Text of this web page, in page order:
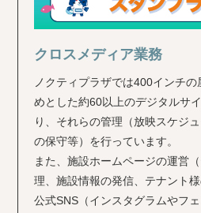
クロスメディア業務
ノクティプラザでは400インチ
めとした約60以上のデジタルサ
り、それらの管理（放映スケジ
の保守等）を行っています。
また、施設ホームページの運営
理、施設情報の発信、テナント
公式SNS（インスタグラムやフ